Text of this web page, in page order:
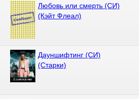
Любовь или смерть (СИ)
(Кэйт Флеал)
Дауншифтинг (СИ)
(Старки)